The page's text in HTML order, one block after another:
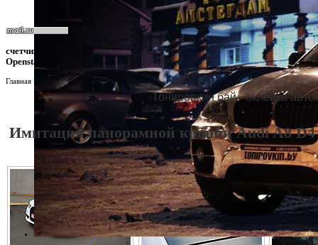
счетчик
Openstat
Главная
Тонировкин бай - оклейка
Имитация панорамной крыши Audi A8 D4